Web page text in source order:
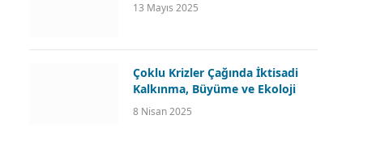
13 Mayıs 2025
Çoklu Krizler Çağında İktisadi
Kalkınma, Büyüme ve Ekoloji
8 Nisan 2025